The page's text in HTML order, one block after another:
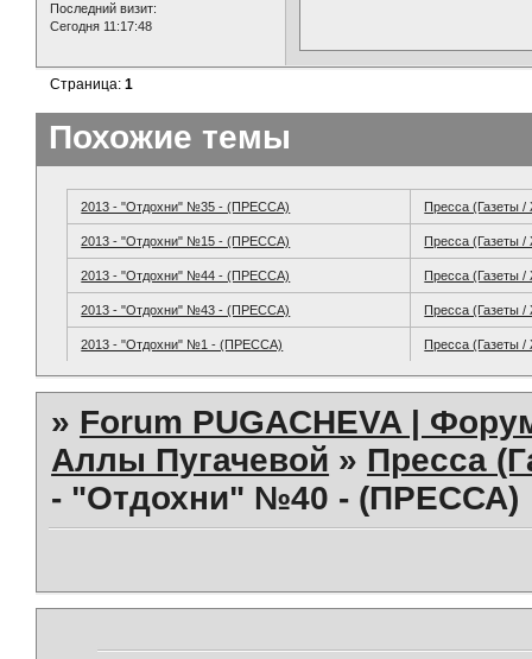
Последний визит:
Сегодня 11:17:48
Страница:1
Похожие темы
2013 - "Отдохни" №35 - (ПРЕССА) Пресса (Газеты
2013 - "Отдохни" №15 - (ПРЕССА) Пресса (Газеты
2013 - "Отдохни" №44 - (ПРЕССА) Пресса (Газеты
2013 - "Отдохни" №43 - (ПРЕССА) Пресса (Газеты
2013 - "Отдохни" №1 - (ПРЕССА) Пресса (Газеты
» Forum PUGACHEVA |
Аллы Пугачевой » Пресса
- "Отдохни" №40 - (ПРЕССА)